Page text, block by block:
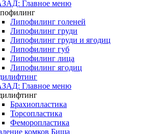
Главное меню
Липофилинг голеней
Липофилинг груди
Липофилинг груди и ягодиц
Липофилинг губ
Липофилинг лица
Липофилинг ягодиц
Главное меню
Брахиопластика
Торсопластика
Феморопластика
комков Биша